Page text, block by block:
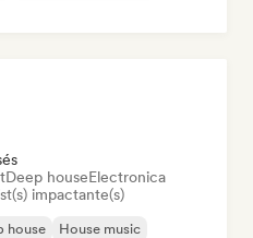
Deep houseElectronica
impactante(s)
house
House music